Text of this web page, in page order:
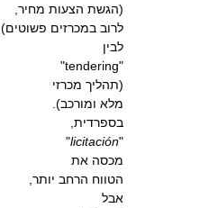
(הגשת הצעות מחיר,
לרוב במכרזים פשוטים)
לבין
"tendering"
(תהליך מכרזי
מלא ומורכב).
בספרדית,
"
licitación
"
מכסה את
הטווח הרחב יותר,
אבל